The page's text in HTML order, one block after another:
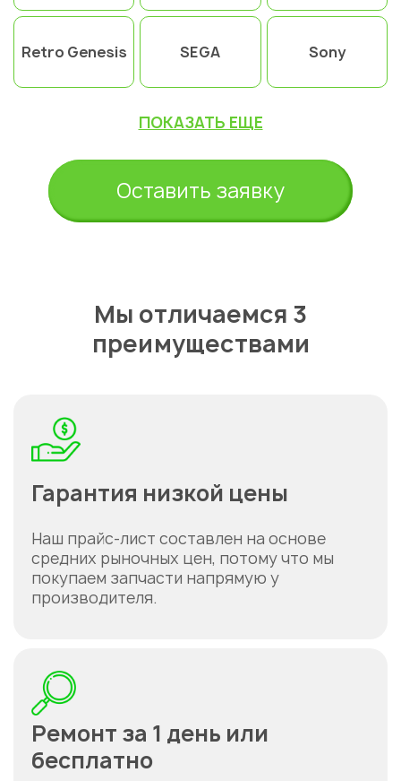
Retro Genesis SEGA Sony
ПОКАЗАТЬ ЕЩЕ
Оставить заявку
Мы отличаемся 3
преимуществами
Гарантия низкой цены
Наш прайс-лист составлен на основе
средних рыночных цен, потому что мы
покупаем запчасти напрямую у
производителя.
Ремонт за 1 день или
бесплатно